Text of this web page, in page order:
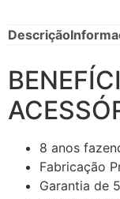
Descrição
8 anos
Fabricação
Garantia de